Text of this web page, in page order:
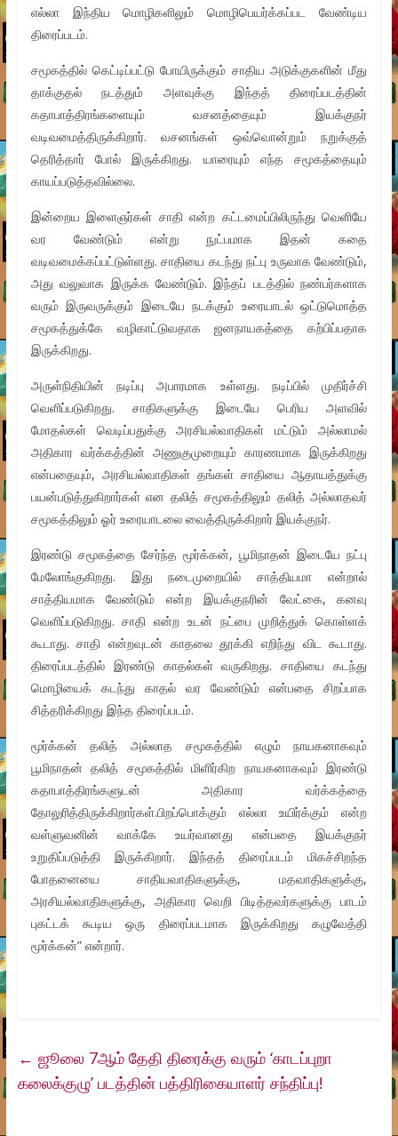
எல்லா இந்திய மொழிகளிலும் மொழிபெயர்க்கப்பட வேண்டிய
திரைப்படம்.
சமூகத்தில் கெட்டிப்பட்டு போயிருக்கும் சாதிய அடுக்குகளின் மீது
தாக்குதல் நடத்தும் அளவுக்கு இந்தத் திரைப்படத்தின்
கதாபாத்திரங்களையும் வசனத்தையும் இயக்குநர்
வடிவமைத்திருக்கிறார். வசனங்கள் ஒவ்வொன்றும் நறுக்குத்
தெரித்தார் போல் இருக்கிறது. யாரையும் எந்த சமூகத்தையும்
காயப்படுத்தவில்லை.
இன்றைய இளைஞர்கள் சாதி என்ற கட்டமைப்பிலிருந்து வெளியே
வர வேண்டும் என்று நுட்பமாக இதன் கதை
வடிவமைக்கப்பட்டுள்ளது. சாதியை கடந்து நட்பு உருவாக வேண்டும்,
அது வலுவாக இருக்க வேண்டும். இந்தப் படத்தில் நண்பர்களாக
வரும் இருவருக்கும் இடையே நடக்கும் உரையாடல் ஒட்டுமொத்த
சமூகத்துக்கே வழிகாட்டுவதாக ஜனநாயகத்தை கற்பிப்பதாக
இருக்கிறது.
அருள்நிதியின் நடிப்பு அபாரமாக உள்ளது. நடிப்பில் முதிர்ச்சி
வெளிப்படுகிறது. சாதிகளுக்கு இடையே பெரிய அளவில்
மோதல்கள் வெடிப்பதுக்கு அரசியல்வாதிகள் மட்டும் அல்லாமல்
அதிகார வர்க்கத்தின் அணுகுமுறையும் காரணமாக இருக்கிறது
என்பதையும், அரசியல்வாதிகள் தங்கள் சாதியை ஆதாயத்துக்கு
பயன்படுத்துகிறார்கள் என தலித் சமூகத்திலும் தலித் அல்லாதவர்
சமூகத்திலும் ஓர் உரையாடலை வைத்திருக்கிறார் இயக்குநர்.
இரண்டு சமூகத்தை சேர்ந்த மூர்க்கன், பூமிநாதன் இடையே நட்பு
மேலோங்குகிறது. இது நடைமுறையில் சாத்தியமா என்றால்
சாத்தியமாக வேண்டும் என்ற இயக்குநரின் வேட்கை, கனவு
வெளிப்படுகிறது. சாதி என்ற உடன் நட்பை முறித்துக் கொள்ளக்
கூடாது. சாதி என்றவுடன் காதலை தூக்கி எறிந்து விட கூடாது.
திரைப்படத்தில் இரண்டு காதல்கள் வருகிறது. சாதியை கடந்து
மொழியைக் கடந்து காதல் வர வேண்டும் என்பதை சிறப்பாக
சித்தரிக்கிறது இந்த திரைப்படம்.
மூர்க்கன் தலித் அல்லாத சமூகத்தில் எழும் நாயகனாகவும்
பூமிநாதன் தலித் சமூகத்தில் மிளிர்கிற நாயகனாகவும் இரண்டு
கதாபாத்திரங்களுடன் அதிகார வர்க்கத்தை
தோலுரித்திருக்கிறார்கள்.பிறப்பொக்கும் எல்லா உயிர்க்கும் என்ற
வள்ளுவனின் வாக்கே உயர்வானது என்பதை இயக்குநர்
உறுதிப்படுத்தி இருக்கிறார். இந்தத் திரைப்படம் மிகச்சிறந்த
போதனையை சாதியவாதிகளுக்கு, மதவாதிகளுக்கு,
அரசியல்வாதிகளுக்கு, அதிகார வெறி பிடித்தவர்களுக்கு பாடம்
புகட்டக் கூடிய ஒரு திரைப்படமாக இருக்கிறது கழுவேத்தி
மூர்க்கன்” என்றார்.
← ஜூலை 7ஆம் தேதி திரைக்கு வரும் ‘காடப்புறா
கலைக்குழு’ படத்தின் பத்திரிகையாளர் சந்திப்பு!